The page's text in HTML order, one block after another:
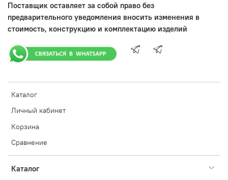
Каталог
Личный кабинет
Корзина
Сравнение
Каталог
Поставщик оставляет за собой право без
предварительного уведомления вносить изменения в
стоимость, конструкцию и комплектацию изделий